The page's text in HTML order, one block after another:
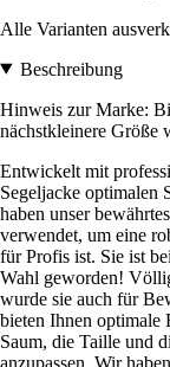
Alle Varianten
Beschreibung
Hinweis zur Marke:
nächstkleinere Größe
Entwickelt mit
Segeljacke optimalen
haben unser
verwendet, um eine
für Profis ist. Sie ist
Wahl geworden!
wurde sie auch für
bieten Ihnen optimale
Saum, die Taille und
anzupassen. Wir